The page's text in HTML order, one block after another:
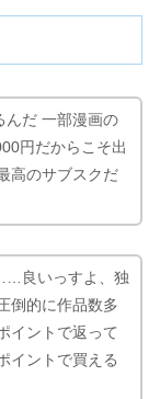
んだ 一部漫画の
円だからこそ出
高のサブスクだ
良いっすよ、独
倒的に作品数多
イントで返って
イントで買える